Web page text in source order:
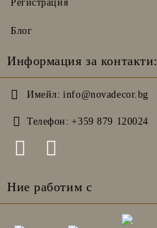
Регистрация
Блог
Информация за контакти:
Имейл: info@novadecor.bg
Телефон: +359 879 120024
Ние работим с